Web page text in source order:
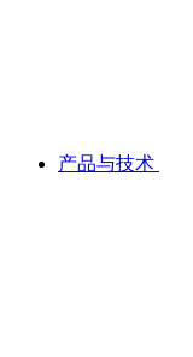
产品与技术